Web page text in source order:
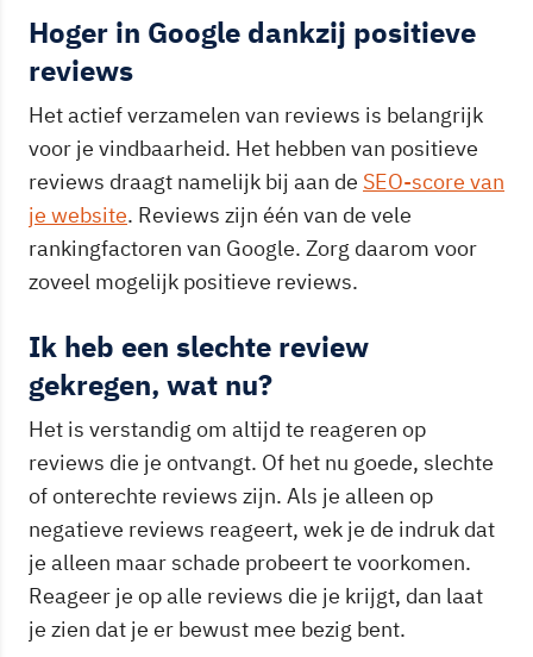
Hoger in Google dankzij positieve
reviews
Het actief verzamelen van reviews is belangrijk
voor je vindbaarheid. Het hebben van positieve
reviews draagt namelijk bij aan de SEO-score van
je website. Reviews zijn één van de vele
rankingfactoren van Google. Zorg daarom voor
zoveel mogelijk positieve reviews.
Ik heb een slechte review
gekregen, wat nu?
Het is verstandig om altijd te reageren op
reviews die je ontvangt. Of het nu goede, slechte
of onterechte reviews zijn. Als je alleen op
negatieve reviews reageert, wek je de indruk dat
je alleen maar schade probeert te voorkomen.
Reageer je op alle reviews die je krijgt, dan laat
je zien dat je er bewust mee bezig bent.